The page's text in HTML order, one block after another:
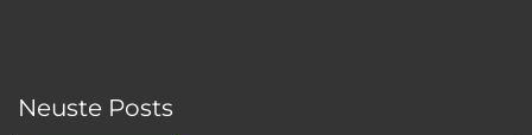
Neuste Posts